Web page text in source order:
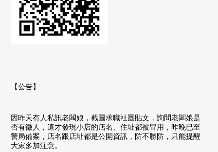
【公告】
因昨天有人私訊老闆娘，截圖求職社團貼文，詢問老闆娘是
否有徵人，這才發現小店的店名、住址都被冒用，昨晚已至
警局備案，店名跟店址都是公開資訊，防不勝防，只能提醒
大家多加注意。